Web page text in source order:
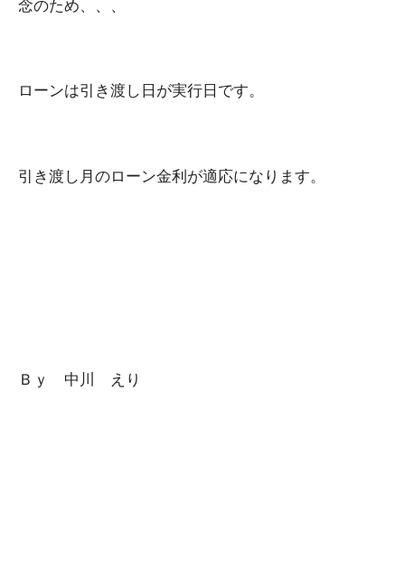
念のため、、、
ローンは引き渡し日が実行日です。
引き渡し月のローン金利が適応になります。
Ｂｙ 中川 えり